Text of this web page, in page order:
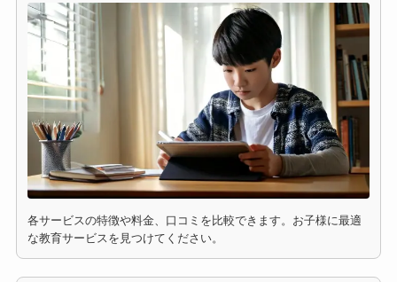
各サービスの特徴や料金、口コミを比較できます。お子様に最適
な教育サービスを見つけてください。